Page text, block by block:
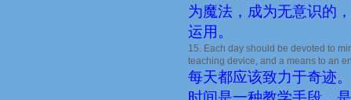
为魔法，成为无意识的
运用。
15. Each day should be devoted to
teaching device, and a means to an
每天都应该致力于奇迹